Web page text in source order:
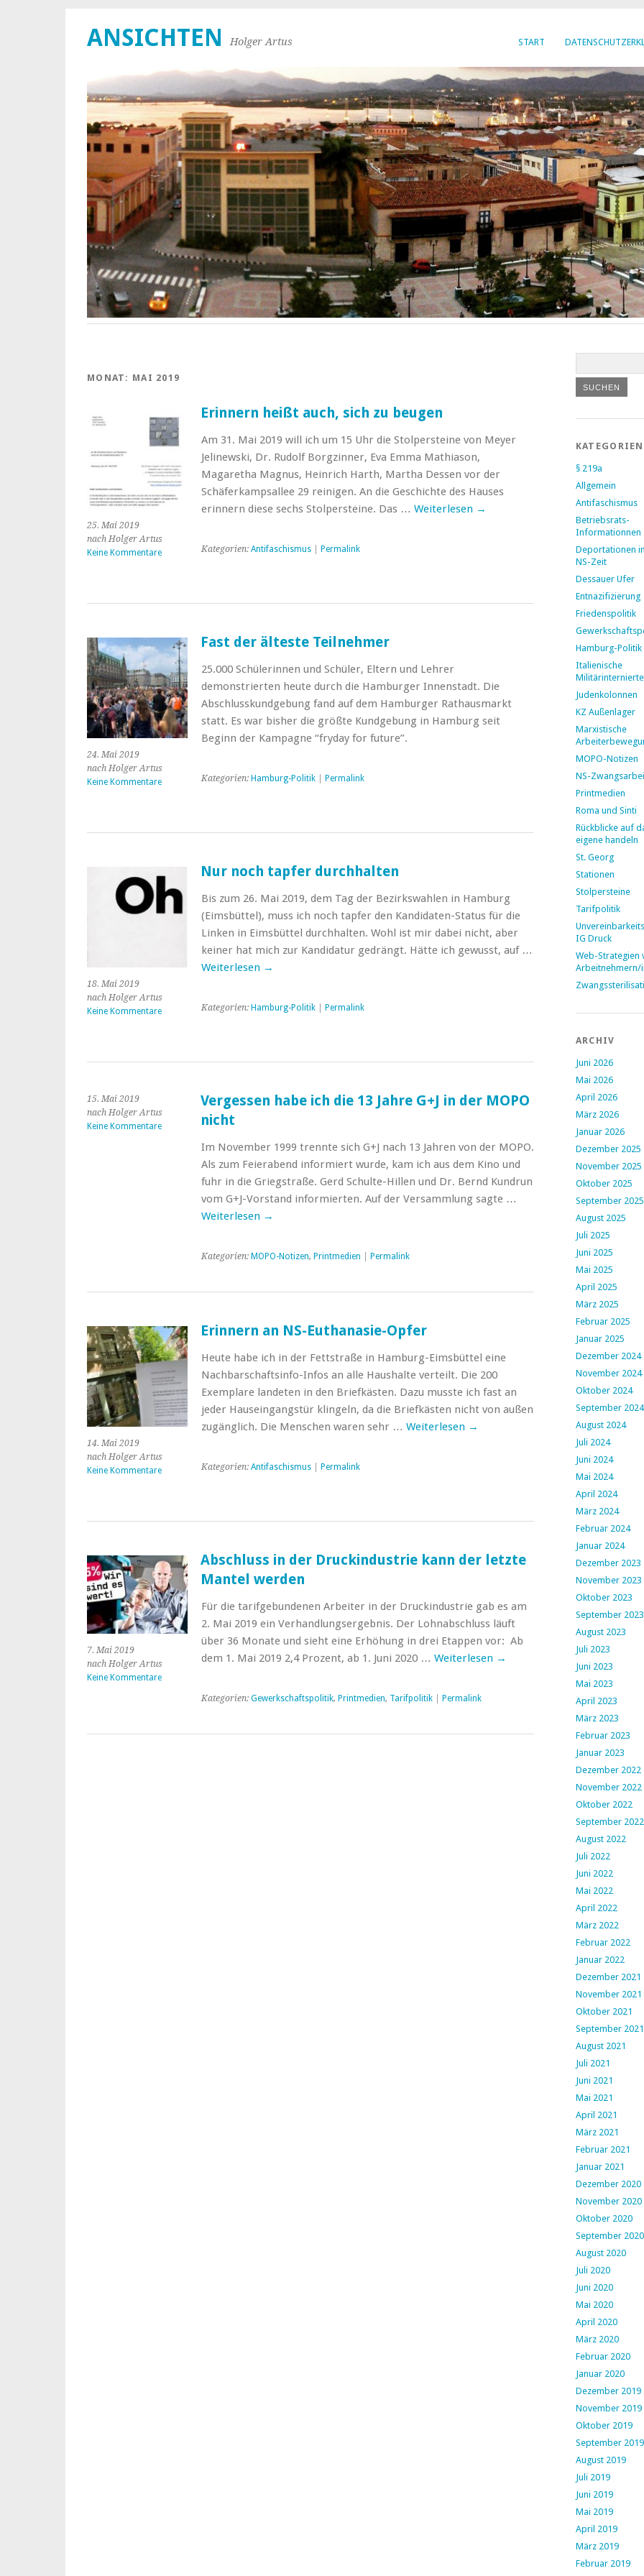
START
ANSICHTEN Holger Artus
MONAT: MAI 2019
25. Mai 2019
nach Holger Artus
Keine Kommentare
Erinnern heißt auch, sich zu beugen
Am 31. Mai 2019 will ich um 15 Uhr die Stolpersteine von Meyer
Jelinewski, Dr. Rudolf Borgzinner, Eva Emma Mathiason,
Magaretha Magnus, Heinrich Harth, Martha Dessen vor der
Schäferkampsallee 29 reinigen. An die Geschichte des Hauses
erinnern diese sechs Stolpersteine. Das … Weiterlesen →
Kategorien: Antifaschismus| Permalink
24. Mai 2019
nach Holger Artus
Keine Kommentare
Fast der älteste Teilnehmer
25.000 Schülerinnen und Schüler, Eltern und Lehrer
demonstrierten heute durch die Hamburger Innenstadt. Die
Abschlusskundgebung fand auf dem Hamburger Rathausmarkt
statt. Es war bisher die größte Kundgebung in Hamburg seit
Beginn der Kampagne “fryday for future”.
Kategorien: Hamburg-Politik| Permalink
18. Mai 2019
nach Holger Artus
Keine Kommentare
Nur noch tapfer durchhalten
Bis zum 26. Mai 2019, dem Tag der Bezirkswahlen in Hamburg
(Eimsbüttel), muss ich noch tapfer den Kandidaten-Status für die
Linken in Eimsbüttel durchhalten. Wohl ist mir dabei nicht, aber
keiner hat mich zur Kandidatur gedrängt. Hätte ich gewusst, auf …
Weiterlesen →
Kategorien: Hamburg-Politik| Permalink
15. Mai 2019
nach Holger Artus
Keine Kommentare
Vergessen habe ich die 13 Jahre G+J in der MOPO
nicht
Im November 1999 trennte sich G+J nach 13 Jahren von der MOPO.
Als zum Feierabend informiert wurde, kam ich aus dem Kino und
fuhr in die Griegstraße. Gerd Schulte-Hillen und Dr. Bernd Kundrun
vom G+J-Vorstand informierten. Auf der Versammlung sagte …
Weiterlesen →
Kategorien: MOPO-Notizen, Printmedien Permalink
14. Mai 2019
nach Holger Artus
Keine Kommentare
Erinnern an NS-Euthanasie-Opfer
Heute habe ich in der Fettstraße in Hamburg-Eimsbüttel eine
Nachbarschaftsinfo-Infos an alle Haushalte verteilt. Die 200
Exemplare landeten in den Briefkästen. Dazu musste ich fast an
jeder Hauseingangstür klingeln, da die Briefkästen nicht von außen
zugänglich. Die Menschen waren sehr … Weiterlesen →
Kategorien: Antifaschismus| Permalink
7. Mai 2019
nach Holger Artus
Keine Kommentare
Abschluss in der Druckindustrie kann der letzte
Mantel werden
Für die tarifgebundenen Arbeiter in der Druckindustrie gab es am
2. Mai 2019 ein Verhandlungsergebnis. Der Lohnabschluss läuft
über 36 Monate und sieht eine Erhöhung in drei Etappen vor: Ab
dem 1. Mai 2019 2,4 Prozent, ab 1. Juni 2020 … Weiterlesen →
Kategorien: Gewerkschaftspolitik, Printmedien, Tarifpolitik| Permalink
KATEGORIEN
§ 219a
Allgemein
Antifaschismus
Betriebsrats-
Informationnen
Deportationen
NS-Zeit
Dessauer Ufer
Entnazifizierung
Friedenspolitik
Hamburg-Politik
Italienische
Militärinternierte
Judenkolonnen
KZ Außenlager
Marxistische
MOPO-Notizen
NS-
Printmedien
Roma und Sinti
Rückblicke auf
eigene handeln
St. Georg
Stationen
Stolpersteine
Tarifpolitik
IG Druck
Web-Strategien
Arbeitnehmern/
ARCHIV
Juni 2026
Mai 2026
April 2026
März 2026
Januar 2026
Dezember 2025
November 2025
Oktober 2025
September 2025
August 2025
Juli 2025
Juni 2025
Mai 2025
April 2025
März 2025
Februar 2025
Januar 2025
Dezember 2024
November 2024
Oktober 2024
September 2024
August 2024
Juli 2024
Juni 2024
Mai 2024
April 2024
März 2024
Februar 2024
Januar 2024
Dezember 2023
November 2023
Oktober 2023
September 2023
August 2023
Juli 2023
Juni 2023
Mai 2023
April 2023
März 2023
Februar 2023
Januar 2023
Dezember 2022
November 2022
Oktober 2022
September 2022
August 2022
Juli 2022
Juni 2022
Mai 2022
April 2022
März 2022
Februar 2022
Januar 2022
Dezember 2021
November 2021
Oktober 2021
September 2021
August 2021
Juli 2021
Juni 2021
Mai 2021
April 2021
März 2021
Februar 2021
Januar 2021
Dezember 2020
November 2020
Oktober 2020
September 2020
August 2020
Juli 2020
Juni 2020
Mai 2020
April 2020
März 2020
Februar 2020
Januar 2020
Dezember 2019
November 2019
Oktober 2019
September 2019
August 2019
Juli 2019
Juni 2019
Mai 2019
April 2019
März 2019
Februar 2019